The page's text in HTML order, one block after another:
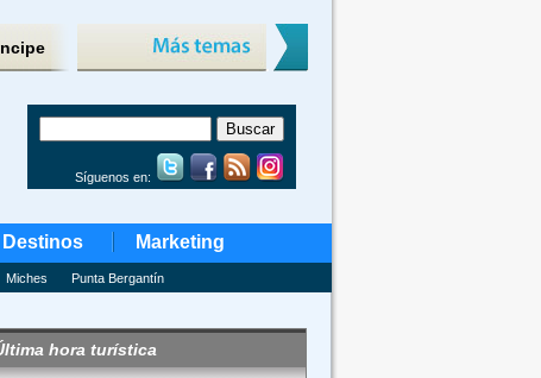
Síguenos en:
Destinos Marketing
Miches Punta Bergantín
hora turística